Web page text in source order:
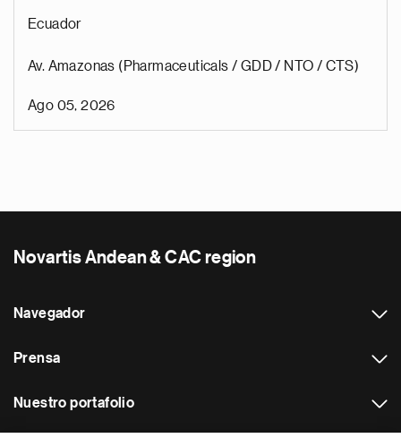
Ecuador
Av. Amazonas (Pharmaceuticals / GDD / NTO / CTS)
Ago 05, 2026
Novartis Andean & CAC region
Navegador
Prensa
Nuestro portafolio